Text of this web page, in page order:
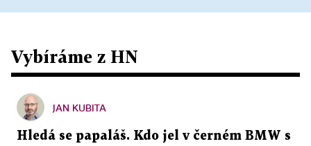
Vybíráme z HN
JAN KUBITA
Hledá se papaláš. Kdo jel v černém BMW s